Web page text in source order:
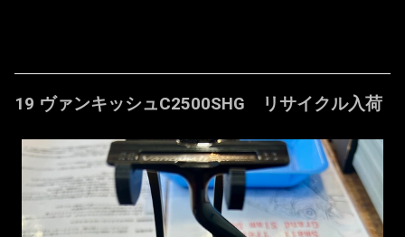
19 ヴァンキッシュC2500SHG リサイクル入荷